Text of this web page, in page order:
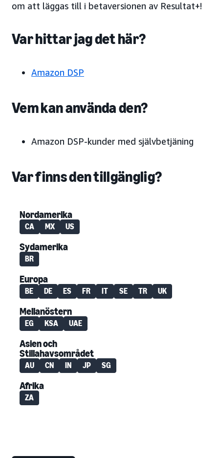
om att läggas till i betaversionen av Resultat+!
Var hittar jag det här?
Amazon DSP
Vem kan använda den?
Amazon DSP-kunder med självbetjäning
Var finns den tillgänglig?
Nordamerika
CA MX US
Sydamerika
BR
Europa
BE DE ES FR IT SE TR UK
Mellanöstern
EG KSA UAE
Asien och
Stillahavsområdet
AU CN IN JP SG
Afrika
ZA